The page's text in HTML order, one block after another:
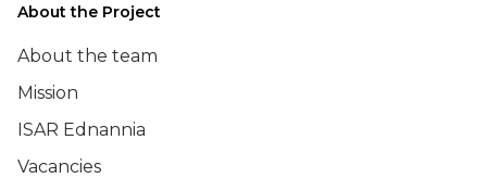
About the Project
About the team
Mission
ISAR Ednannia
Vacancies